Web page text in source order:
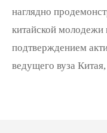
наглядно
китайской молодежи
подтверждением
ведущего вуза